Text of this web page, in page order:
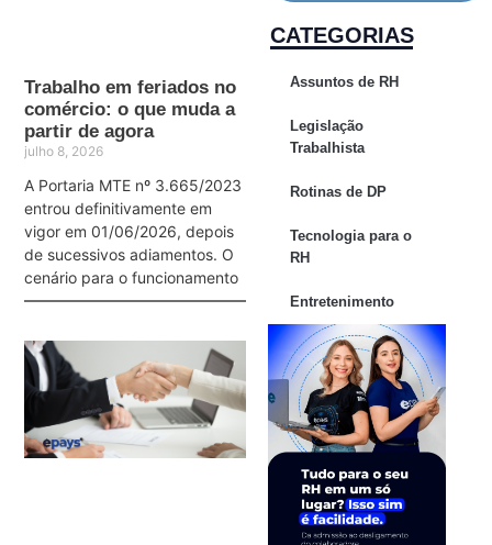
Trabalho em feriados no
comércio: o que muda a
partir de agora
julho 8, 2026
A Portaria MTE nº 3.665/2023
entrou definitivamente em
vigor em 01/06/2026, depois
de sucessivos adiamentos. O
cenário para o funcionamento
CATEGORIAS
Assuntos de RH
Legislação
Trabalhista
Rotinas de DP
Tecnologia para o
RH
Entretenimento